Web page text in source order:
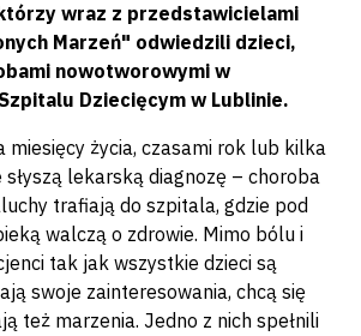
wraz z przedstawicielami
Marzeń" odwiedzili dzieci,
nowotworowymi w
Dziecięcym w Lublinie.
miesięcy życia, czasami rok lub kilka
słyszą lekarską diagnozę – choroba
trafiają do szpitala, gdzie pod
walczą o zdrowie. Mimo bólu i
tak jak wszystkie dzieci są
swoje zainteresowania, chcą się
też marzenia. Jedno z nich spełnili